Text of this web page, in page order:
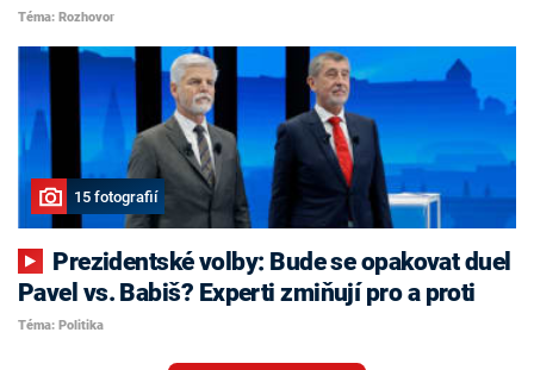
Téma: Rozhovor
15 fotografií
Pavel vs. Babiš? Experti zmiňují pro a proti
Téma: Politika